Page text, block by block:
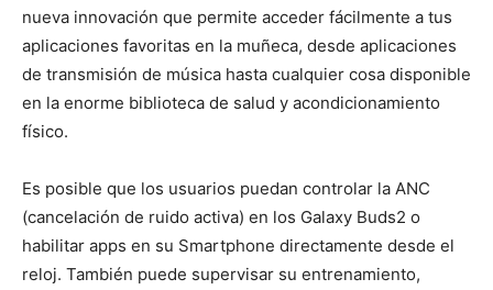
nueva innovación que permite acceder fácilmente a tus
aplicaciones favoritas en la muñeca, desde aplicaciones
de transmisión de música hasta cualquier cosa disponible
en la enorme biblioteca de salud y acondicionamiento
físico.
Es posible que los usuarios puedan controlar la ANC
(cancelación de ruido activa) en los Galaxy Buds2 o
habilitar apps en su Smartphone directamente desde el
reloj. También puede supervisar su entrenamiento,